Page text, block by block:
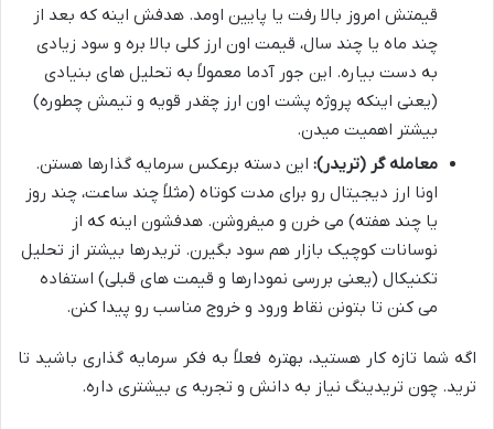
قیمتش امروز بالا رفت یا پایین اومد. هدفش اینه که بعد از
چند ماه یا چند سال، قیمت اون ارز کلی بالا بره و سود زیادی
به دست بیاره. این جور آدما معمولاً به تحلیل های بنیادی
(یعنی اینکه پروژه پشت اون ارز چقدر قویه و تیمش چطوره)
بیشتر اهمیت میدن.
معامله گر (تریدر): این دسته برعکس سرمایه گذارها هستن.
اونا ارز دیجیتال رو برای مدت کوتاه (مثلاً چند ساعت، چند روز
یا چند هفته) می خرن و میفروشن. هدفشون اینه که از
نوسانات کوچیک بازار هم سود بگیرن. تریدرها بیشتر از تحلیل
تکنیکال (یعنی بررسی نمودارها و قیمت های قبلی) استفاده
می کنن تا بتونن نقاط ورود و خروج مناسب رو پیدا کنن.
اگه شما تازه کار هستید، بهتره فعلاً به فکر سرمایه گذاری باشید تا
ترید. چون تریدینگ نیاز به دانش و تجربه ی بیشتری داره.